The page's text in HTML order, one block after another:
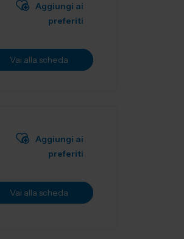
Aggiungi ai
preferiti
Vai alla scheda
Aggiungi ai
preferiti
Vai alla scheda